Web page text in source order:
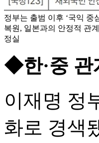
정부는 출범 이후 ‘국익 중
복원, 일본과의 안정적 관
정실
◆한·중 관
이재명 정
화로 경색